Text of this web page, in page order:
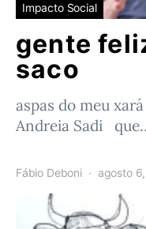
Impacto Social
gente
saco
aspas do meu
Andreia Sadi
Fábio Deboni agosto